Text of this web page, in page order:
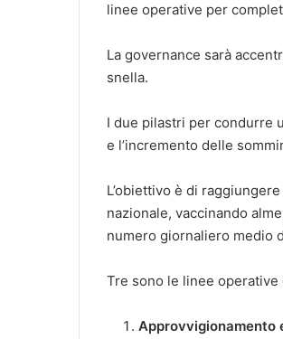
linee operative per
La governance sarà
snella.
I due pilastri per condurre
e l’incremento delle
L’obiettivo è di
nazionale, vaccinando
numero giornaliero medio
Tre sono le linee operative
Approvvigionamento